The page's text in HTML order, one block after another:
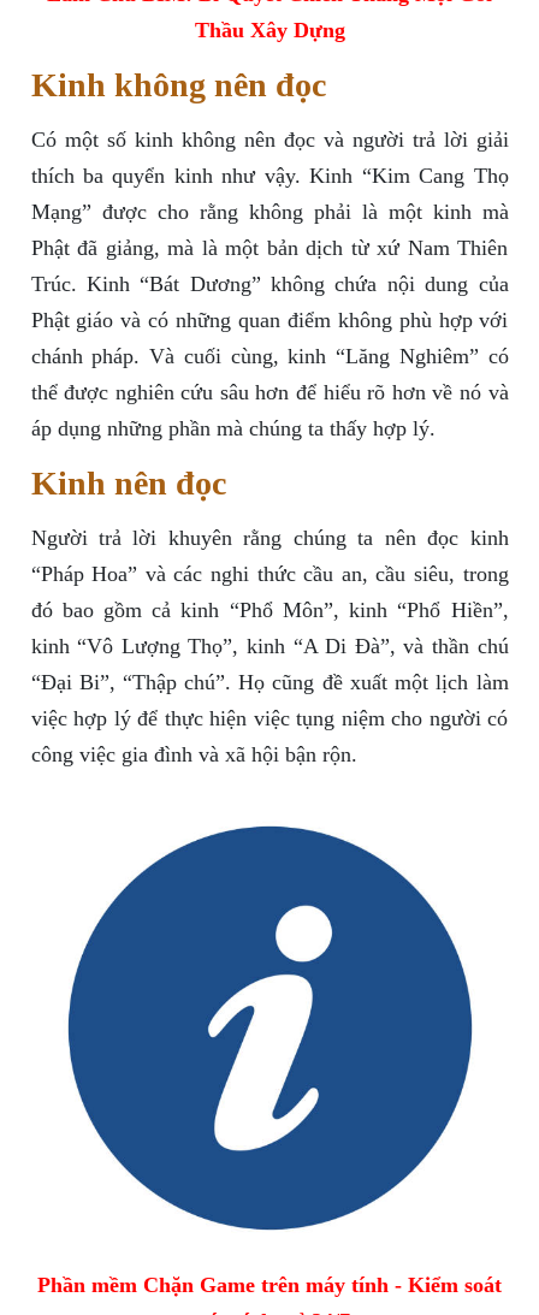
Thầu Xây Dựng
Kinh không nên đọc
Có một số kinh không nên đọc và người trả lời giải
thích ba quyển kinh như vậy. Kinh “Kim Cang Thọ
Mạng” được cho rằng không phải là một kinh mà
Phật đã giảng, mà là một bản dịch từ xứ Nam Thiên
Trúc. Kinh “Bát Dương” không chứa nội dung của
Phật giáo và có những quan điểm không phù hợp với
chánh pháp. Và cuối cùng, kinh “Lăng Nghiêm” có
thể được nghiên cứu sâu hơn để hiểu rõ hơn về nó và
áp dụng những phần mà chúng ta thấy hợp lý.
Kinh nên đọc
Người trả lời khuyên rằng chúng ta nên đọc kinh
“Pháp Hoa” và các nghi thức cầu an, cầu siêu, trong
đó bao gồm cả kinh “Phổ Môn”, kinh “Phổ Hiền”,
kinh “Vô Lượng Thọ”, kinh “A Di Đà”, và thần chú
“Đại Bi”, “Thập chú”. Họ cũng đề xuất một lịch làm
việc hợp lý để thực hiện việc tụng niệm cho người có
công việc gia đình và xã hội bận rộn.
Phần mềm Chặn Game trên máy tính - Kiểm soát